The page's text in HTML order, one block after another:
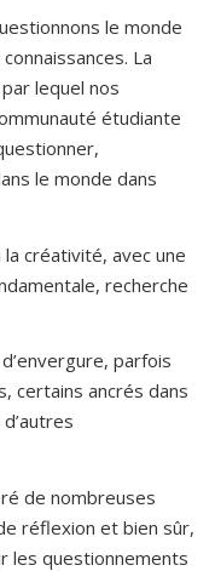
le monde
La
lequel nos
étudiante
le monde dans
la créativité, avec une
recherche
parfois
certains ancrés dans
de nombreuses
réflexion et bien sûr,
les questionnements